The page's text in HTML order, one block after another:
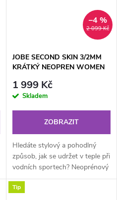
2 099 Kč
–4 %
JOBE SECOND SKIN 3/2MM
KRÁTKÝ NEOPREN WOMEN
1 999 Kč
Skladem
ZOBRAZIT
Hledáte stylový a pohodlný
způsob, jak se udržet v teple při
vodních sportech? Neoprénový
shorty Jobe Second Skin 3/2
mm je přesně to, co...
Tip